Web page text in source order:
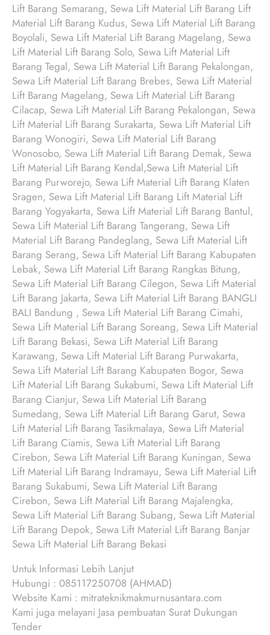
Lift Barang Semarang, Sewa Lift Material Lift Barang Lift
Material Lift Barang Kudus, Sewa Lift Material Lift Barang
Boyolali, Sewa Lift Material Lift Barang Magelang, Sewa
Lift Material Lift Barang Solo, Sewa Lift Material Lift
Barang Tegal, Sewa Lift Material Lift Barang Pekalongan,
Sewa Lift Material Lift Barang Brebes, Sewa Lift Material
Lift Barang Magelang, Sewa Lift Material Lift Barang
Cilacap, Sewa Lift Material Lift Barang Pekalongan, Sewa
Lift Material Lift Barang Surakarta, Sewa Lift Material Lift
Barang Wonogiri, Sewa Lift Material Lift Barang
Wonosobo, Sewa Lift Material Lift Barang Demak, Sewa
Lift Material Lift Barang Kendal,Sewa Lift Material Lift
Barang Purworejo, Sewa Lift Material Lift Barang Klaten
Sragen, Sewa Lift Material Lift Barang Lift Material Lift
Barang Yogyakarta, Sewa Lift Material Lift Barang Bantul,
Sewa Lift Material Lift Barang Tangerang, Sewa Lift
Material Lift Barang Pandeglang, Sewa Lift Material Lift
Barang Serang, Sewa Lift Material Lift Barang Kabupaten
Lebak, Sewa Lift Material Lift Barang Rangkas Bitung,
Sewa Lift Material Lift Barang Cilegon, Sewa Lift Material
Lift Barang Jakarta, Sewa Lift Material Lift Barang BANGLI
BALI Bandung , Sewa Lift Material Lift Barang Cimahi,
Sewa Lift Material Lift Barang Soreang, Sewa Lift Material
Lift Barang Bekasi, Sewa Lift Material Lift Barang
Karawang, Sewa Lift Material Lift Barang Purwakarta,
Sewa Lift Material Lift Barang Kabupaten Bogor, Sewa
Lift Material Lift Barang Sukabumi, Sewa Lift Material Lift
Barang Cianjur, Sewa Lift Material Lift Barang
Sumedang, Sewa Lift Material Lift Barang Garut, Sewa
Lift Material Lift Barang Tasikmalaya, Sewa Lift Material
Lift Barang Ciamis, Sewa Lift Material Lift Barang
Cirebon, Sewa Lift Material Lift Barang Kuningan, Sewa
Lift Material Lift Barang Indramayu, Sewa Lift Material Lift
Barang Sukabumi, Sewa Lift Material Lift Barang
Cirebon, Sewa Lift Material Lift Barang Majalengka,
Sewa Lift Material Lift Barang Subang, Sewa Lift Material
Lift Barang Depok, Sewa Lift Material Lift Barang Banjar
Sewa Lift Material Lift Barang Bekasi
Untuk Informasi Lebih Lanjut
Hubungi : 085117250708 (AHMAD)
Website Kami : mitrateknikmakmurnusantara.com
Kami juga melayani Jasa pembuatan Surat Dukungan
Tender